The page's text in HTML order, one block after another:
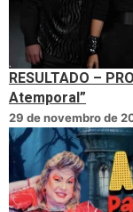
RESULTADO –
Atemporal”
29 de novembro de